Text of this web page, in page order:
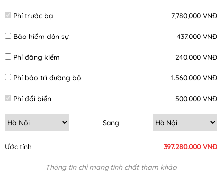
Phí trước bạ 7,780,000 VNĐ
Bảo hiểm dân sự 437.000 VNĐ
Phí đăng kiểm 240.000 VNĐ
Phí bảo trì đường bộ 1.560.000 VNĐ
Phí đổi biển 500.000 VNĐ
Sang
Ước tính 397.280.000 VNĐ
Thông tin chỉ mang tính chất tham khảo